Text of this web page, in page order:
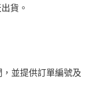
貨。
並提供訂單編號及